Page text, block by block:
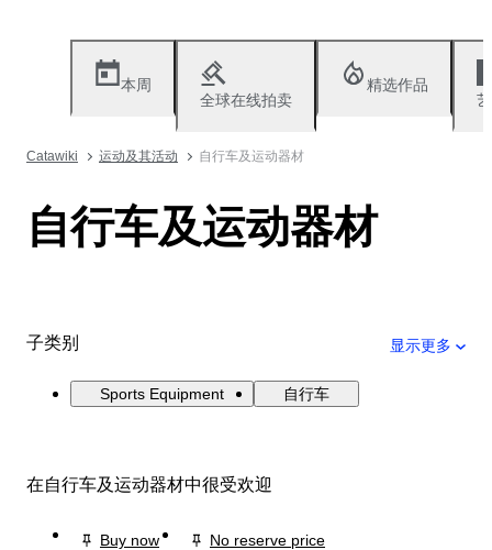
本周
全球在线拍卖
精选作品
Catawiki 运动及其活动 自行车及运动器材
自行车及运动器材
子类别 显示更多
Sports Equipment 自行车
在自行车及运动器材中很受欢迎
Buy now
No reserve price